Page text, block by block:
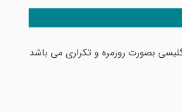
بصورت روزمره و تکراری می باشد